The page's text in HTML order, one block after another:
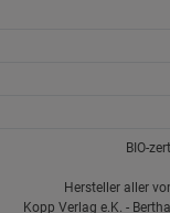
BIO-
Hersteller aller
Kopp Verlag e.K. -